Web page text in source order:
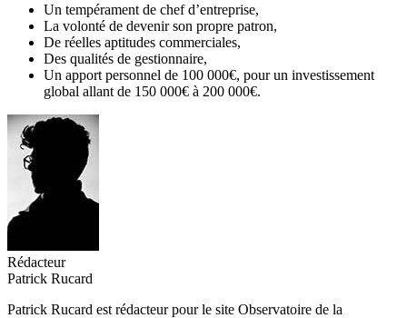
Un tempérament de chef d’entreprise,
La volonté de devenir son propre patron,
De réelles aptitudes commerciales,
Des qualités de gestionnaire,
Un apport personnel de 100 000€, pour un investissement
global allant de 150 000€ à 200 000€.
Rédacteur
Patrick Rucard
Patrick Rucard est rédacteur pour le site Observatoire de la